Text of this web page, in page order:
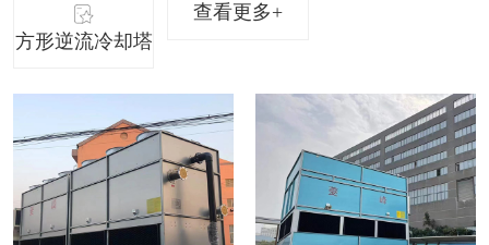
方形逆流冷却塔
查看更多+